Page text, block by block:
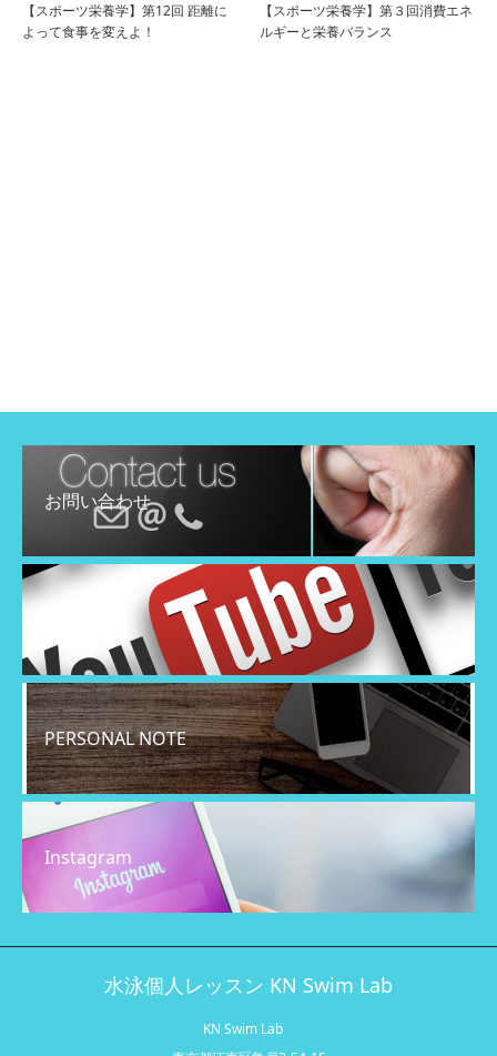
【スポーツ栄養学】第12回 距離に
よって食事を変えよ！
【スポーツ栄養学】第３回消費エネ
ルギーと栄養バランス
お問い合わせ
PERSONAL NOTE
Instagram
水泳個人レッスン KN Swim Lab
KN Swim Lab